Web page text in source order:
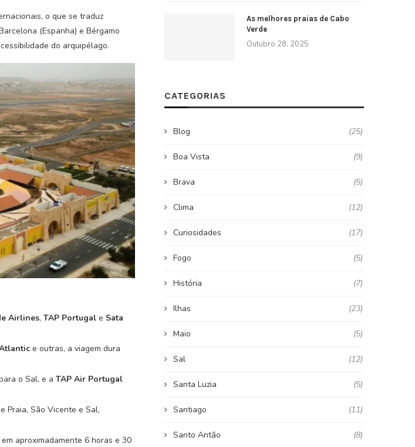
o que se traduz
(Espanha) e Bérgamo
do arquipélago.
Airlines, TAP Portugal e Sata
e outras, a viagem dura
o Sal, e a TAP Air Portugal
Praia, São Vicente e Sal,
aproximadamente 6 horas e 30
As melhores praias de Cabo
Verde
Outubro 28, 2025
CATEGORIAS
Blog (25)
Boa Vista (9)
Brava (5)
Clima (12)
Curiosidades (17)
Fogo (5)
História (7)
Ilhas (23)
Maio (5)
Sal (12)
Santa Luzia (5)
Santiago (11)
Santo Antão (8)